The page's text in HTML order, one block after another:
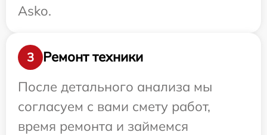
Asko.
3
Ремонт техники
После детального анализа мы
согласуем с вами смету работ,
время ремонта и займемся